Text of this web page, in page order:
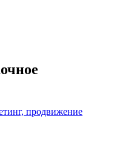
продвижение